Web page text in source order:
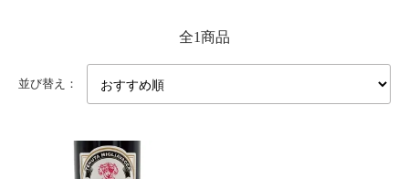
全1商品
並び替え：